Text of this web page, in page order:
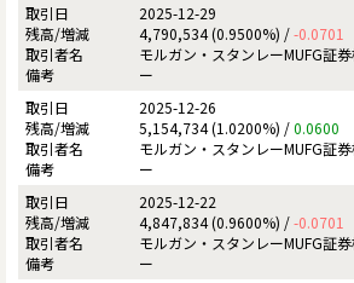
2025-12-29
4,790,534 (0.9500%) /-0.0701
モルガン・スタンレーMUFG証
ー
2025-12-26
5,154,734 (1.0200%) /0.0600
モルガン・スタンレーMUFG証
ー
2025-12-22
4,847,834 (0.9600%) /-0.0701
モルガン・スタンレーMUFG証
ー